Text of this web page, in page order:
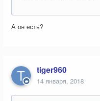
А он есть?
tiger960
14 января, 2018